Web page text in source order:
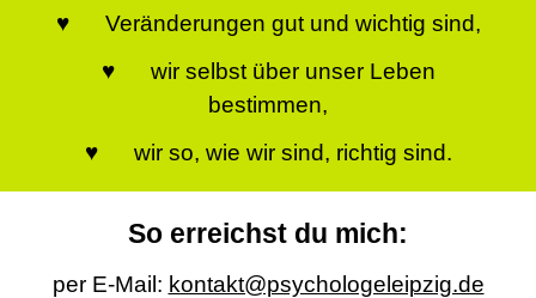
♥ Veränderungen gut und wichtig sind,
♥ wir selbst über unser Leben
bestimmen,
♥ wir so, wie wir sind, richtig sind.
So erreichst du mich:
per E-Mail: kontakt@psychologeleipzig.de